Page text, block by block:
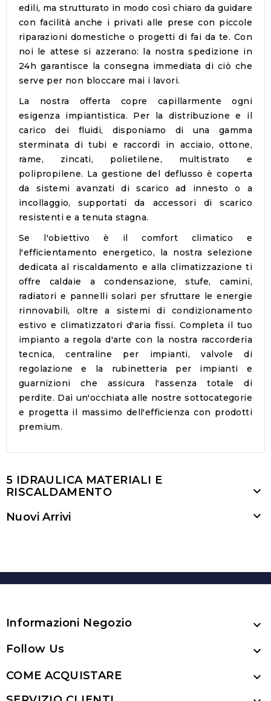
edili, ma strutturato in modo così chiaro da guidare
con facilità anche i privati alle prese con piccole
riparazioni domestiche o progetti di fai da te. Con
noi le attese si azzerano: la nostraspedizione in
24h garantisce la consegna immediata di ciò che
serve per non bloccare mai i lavori.
La nostra offerta copre capillarmente ogni
esigenza impiantistica. Per la distribuzione e il
carico dei fluidi, disponiamo di una gamma
sterminata ditubi e raccordi in acciaio, ottone,
rame, zincati, polietilene, multistrato e
polipropilene. La gestione del deflusso è coperta
da sistemi avanzati di scarico ad innesto o a
incollaggio, supportati da accessori di scarico
resistenti e a tenuta stagna.
Se l'obiettivo è il comfort climatico e
l'efficientamento energetico, la nostra selezione
dedicata al riscaldamento e alla climatizzazione ti
offre caldaie a condensazione, stufe, camini,
radiatori e pannelli solari per sfruttare le energie
rinnovabili, oltre a sistemi di condizionamento
estivo e climatizzatori d'aria fissi. Completa il tuo
impianto a regola d'arte con la nostra raccorderia
tecnica,centraline per impianti,valvole di
regolazione e la rubinetteria per impianti e
guarnizioni che assicura l'assenza totale di
perdite. Dai un'occhiata alle nostre sottocategorie
e progetta il massimo dell'efficienza con prodotti
premium.
5 IDRAULICA MATERIALI E
RISCALDAMENTO

Nuovi Arrivi 
Informazioni Negozio 
Follow Us 
COME ACQUISTARE 